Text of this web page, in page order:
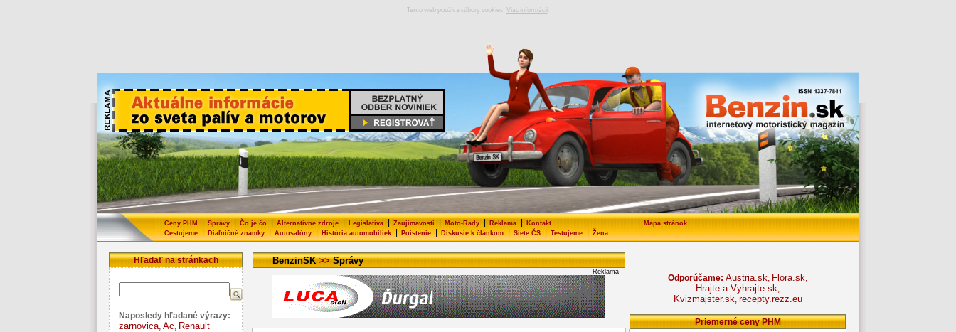
Tento web používa súbory cookies. Viac informácií
Ceny PHM Správy Čo je čo Alternatívne zdroje Legislatíva Zaujímavosti Moto-Rady Reklama Kontakt
Mapa stránok
Cestujeme| Diaľničné známky| Autosalóny| História automobiliek| Poistenie| Diskusie k článkom| Siete ČS| Testujeme| Žena
Hľadať na stránkach
Naposledy hľadané výrazy:
zarnovica, Ac, Renault
BenzinSK>>Správy
Reklama
Odporúčame: Austria.sk, Flora.sk,
Hrajte-a-Vyhrajte.sk,
Kvizmajster.sk, recepty.rezz.eu
Priemerné ceny PHM